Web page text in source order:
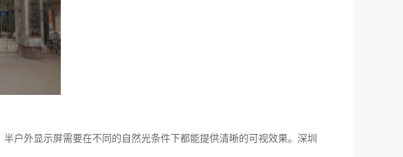
户外显示屏需要在不同的自然光条件下都能提供清晰的可视效果。深圳